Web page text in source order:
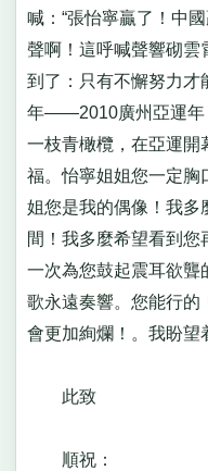
喊：“張怡寧贏了！中
聲啊！這呼喊聲響砌雲
到了：只有不懈努力才
年——2010廣州亞運年
一枝青橄欖，在亞運開
福。怡寧姐姐您一定胸
姐您是我的偶像！我多
間！我多麼希望看到
一次為您鼓起震耳欲聾
歌永遠奏響。您能行的
會更加絢爛！。我盼望
此致
順祝：